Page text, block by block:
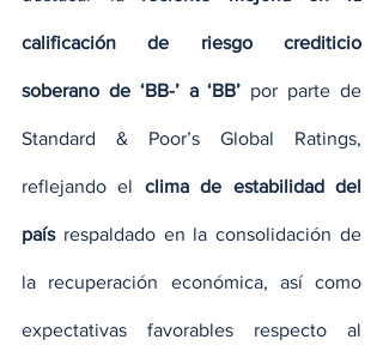
calificación de riesgo crediticio
soberano de ‘BB-’ a ‘BB’ por parte de
Standard & Poor’s Global Ratings,
reflejando el clima de estabilidad del
país respaldado en la consolidación de
la recuperación económica, así como
expectativas favorables respecto al